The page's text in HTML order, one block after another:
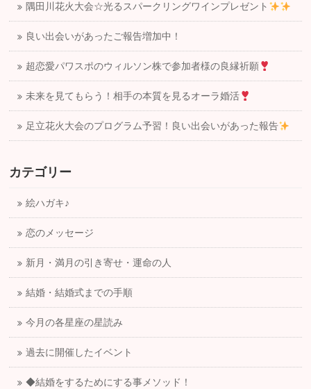
隅田川花火大会☆光るスパークリングワインプレゼント
良い出会いがあったご報告増加中！
超恋愛パワスポのウィルソン株で参加者様の良縁祈願
未来を見てもらう！相手の本質を見るオーラ婚活
足立花火大会のプログラム予習！良い出会いがあった報告
カテゴリー
絵ハガキ♪
恋のメッセージ
新月・満月の引き寄せ・運命の人
結婚・結婚式までの手順
今月の各星座の星読み
過去に開催したイベント
◆結婚をするためにする事メソッド！